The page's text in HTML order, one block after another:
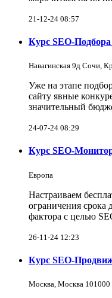
21-12-24 08:57
Курс SEO-
Навагинская 9д Сочи,
Уже на этапе
сайту явные
значительный
24-07-24 08:29
Курс SEO-
Европа
Настраиваем
ограничения срока
фактора с целью
26-11-24 12:23
Курс SEO-
Москва, Москва